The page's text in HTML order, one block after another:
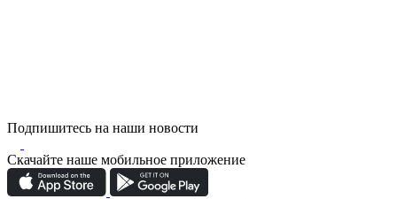
Подпишитесь на наши новости
Скачайте наше мобильное приложение